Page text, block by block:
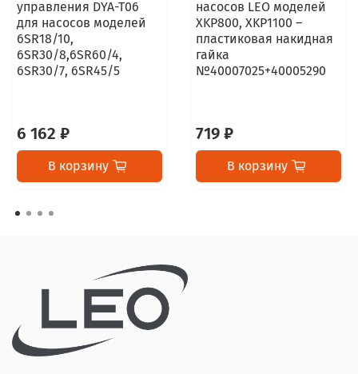
управления DYA-T06
для насосов моделей
6SR18/10,
6SR30/8,6SR60/4,
6SR30/7, 6SR45/5
6 162 ₽
В корзину
насосов LEO моделей
XKP800, XKP1100 –
пластиковая накидная
гайка
№40007025+40005290
719 ₽
В корзину